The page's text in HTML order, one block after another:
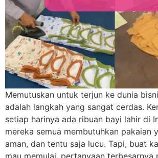
Memutuskan untuk terjun ke dunia
adalah langkah yang sangat cerdas.
setiap harinya ada ribuan bayi lahir di
mereka semua membutuhkan pakaian
aman, dan tentu saja lucu. Tapi, buat